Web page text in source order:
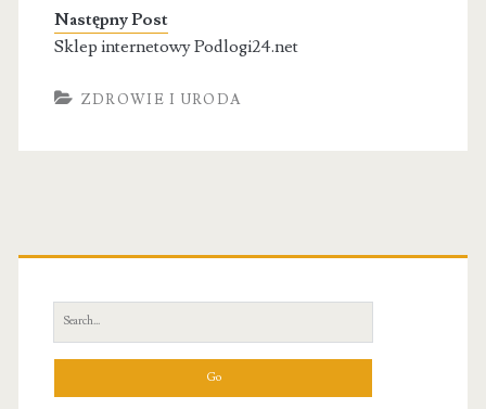
Następny Post
Sklep internetowy Podlogi24.net
ZDROWIE I URODA
Primary
Sidebar
Search
for: